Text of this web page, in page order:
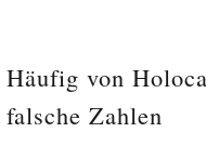
Häufig von
falsche Zahlen